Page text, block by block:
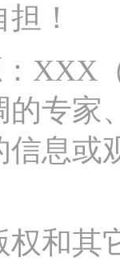
！
XXX
专家
息或
和其